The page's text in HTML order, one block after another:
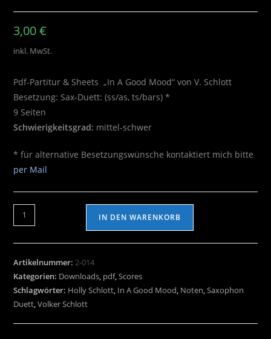
3,00€
inkl. MwSt.
Pdf-Partitur & Sheets „In A Good Mood“ von V. Schlott
Besetzung: Sax-Duett: (ss/as, ts/bars) *
9 Seiten
Schwierigkeitsgrad: mittel-schwer
* für alternative Besetzungswünsche kontaktiert mich bitte
per Mail
IN DEN WARENKORB
Artikelnummer:2-014
Kategorien: Downloads, pdf,Scores
Schlagwörter: Holly Schlott, In A Good Mood, Noten,Saxophon
Duett,Volker Schlott